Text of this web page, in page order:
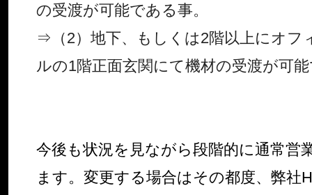
の受渡が可能である事。
⇒（2）地下、もしくは2階以上にオフ
ルの1階正面玄関にて機材の受渡が可
今後も状況を見ながら段階的に通常営
ます。変更する場合はその都度、弊社